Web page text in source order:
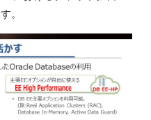
。